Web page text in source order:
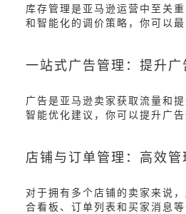
库存管理是亚马逊运营中至关重
和智能化的调价策略，你可以
一站式广告管理：提升
广告是亚马逊卖家获取流量和提
智能优化建议，你可以提升广
店铺与订单管理：高效
对于拥有多个店铺的卖家来说
合看板、订单列表和买家消息